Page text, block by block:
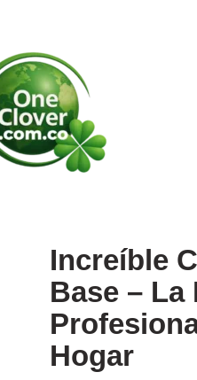
Increíble
Base – La
Hogar